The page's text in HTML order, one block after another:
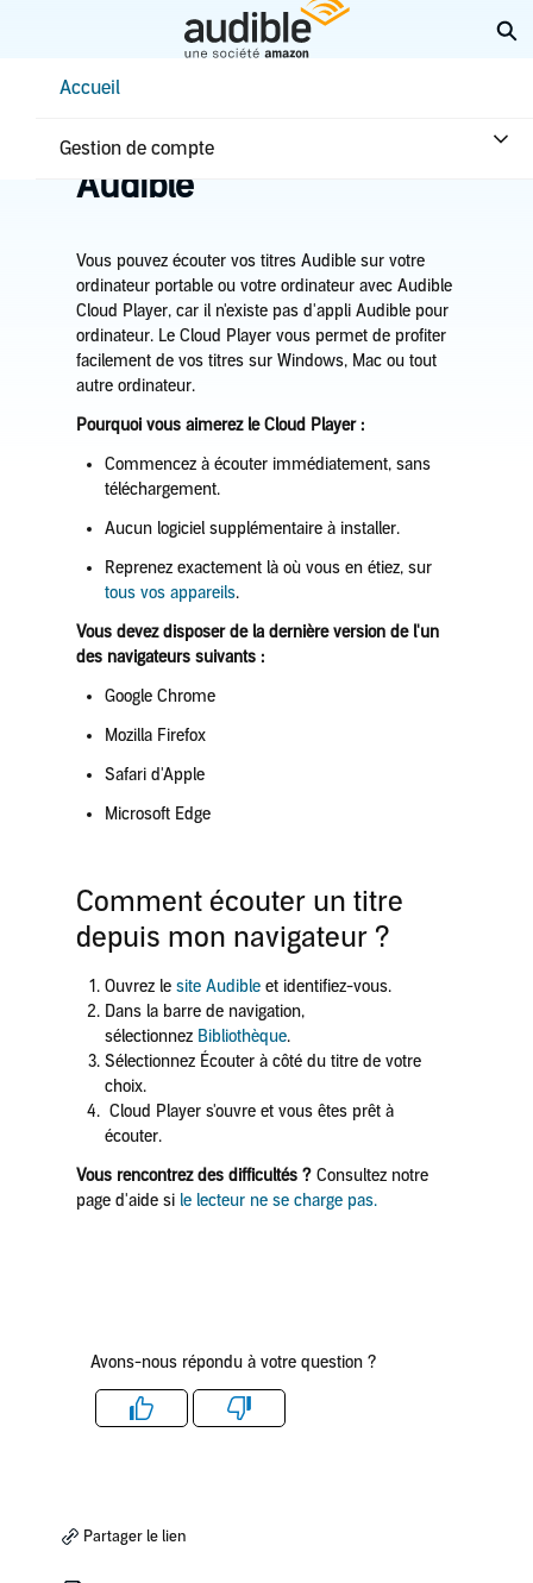
principalAccueil
Gestion de compte
Accueil
Écouter sur le site
Audible
Vous pouvez écouter vos titres Audible sur votre
ordinateur portable ou votre ordinateur avec Audible
Cloud Player, car il n'existe pas d'appli Audible pour
ordinateur. Le Cloud Player vous permet de profiter
facilement de vos titres sur Windows, Mac ou tout
autre ordinateur.
Pourquoi vous aimerez le Cloud Player :
Commencez à écouter immédiatement, sans
téléchargement.
Aucun logiciel supplémentaire à installer.
Reprenez exactement là où vous en étiez, sur
tous vos appareils.
Vous devez disposer de la dernière version de l'un
des navigateurs suivants :
Google Chrome
Mozilla Firefox
Safari d'Apple
Microsoft Edge
Comment écouterun titre
depuis mon navigateur?
Ouvrez le site Audible et identifiez-vous.
Dans la barre de navigation,
sélectionnez Bibliothèque.
Sélectionnez Écouterà côté du titre de votre
choix.
Cloud Player s'ouvre et vous êtes prêt à
écouter.
Vous rencontrez des difficultés ?Consultez notre
page d'aide si le lecteurne se charge pas.
Avons-nous répondu à votre question ?
Like Dislike
Partager le lien